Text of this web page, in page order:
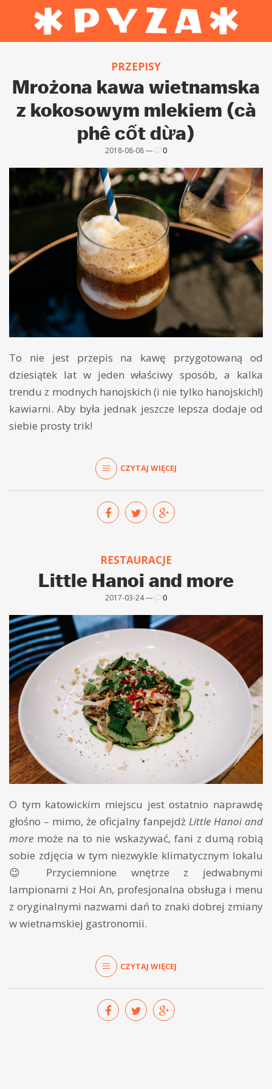
PRZEPISY
Mrożona kawa wietnamska
z kokosowym mlekiem (cà
phê cốt dừa)
2018-08-08 — 0
To nie jest przepis na kawę przygotowaną od
dziesiątek lat w jeden właściwy sposób, a kalka
trendu z modnych hanojskich (i nie tylko hanojskich!)
kawiarni. Aby była jednak jeszcze lepsza dodaje od
siebie prosty trik!
CZYTAJ WIĘCEJ
RESTAURACJE
Little Hanoi and more
2017-03-24 — 0
O tym katowickim miejscu jest ostatnio naprawdę
głośno – mimo, że oficjalny fanpejdż Little Hanoi and
more może na to nie wskazywać, fani z dumą robią
sobie zdjęcia w tym niezwykle klimatycznym lokalu
😉 Przyciemnione wnętrze z jedwabnymi
lampionami z Hoi An, profesjonalna obsługa i menu
z oryginalnymi nazwami dań to znaki dobrej zmiany
w wietnamskiej gastronomii.
CZYTAJ WIĘCEJ